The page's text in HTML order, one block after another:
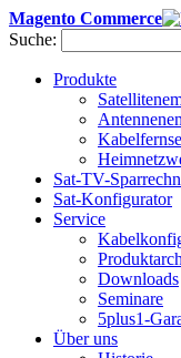
Magento Commerce
Suche:
Produkte
Sat-TV-
Sat-Konfigurator
Service
Downloads
Seminare
5plus1-
Über uns